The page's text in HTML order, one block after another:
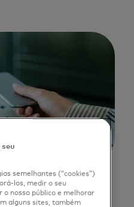
through
semelhantes (“cookies”)
los, medir o seu
o nosso público e melhorar
alguns sites, também